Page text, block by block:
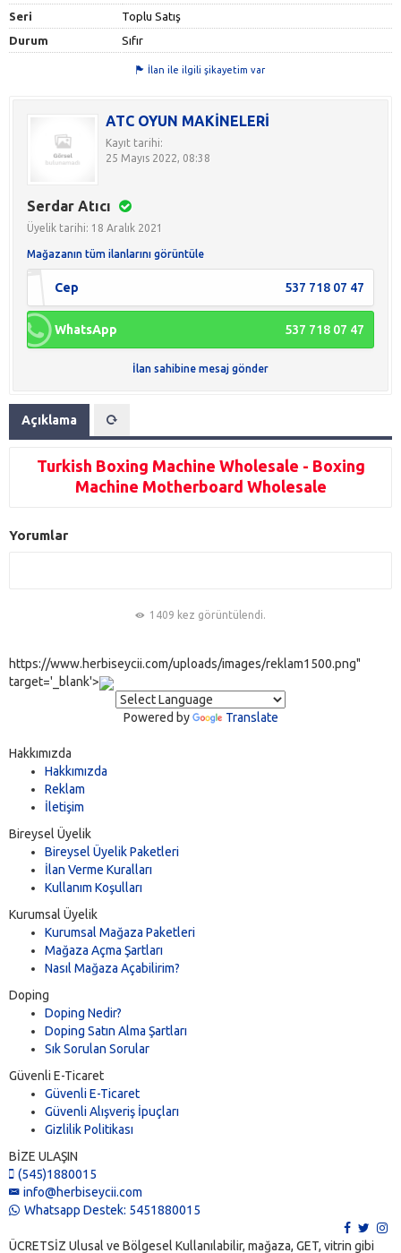
Seri
Toplu Satış
Durum
Sıfır
İlan ile ilgili şikayetim var
ATC OYUN MAKİNELERİ
Kayıt tarihi:
25 Mayıs 2022, 08:38
Serdar Atıcı
Üyelik tarihi: 18 Aralık 2021
Mağazanın tüm ilanlarını görüntüle
Cep 537 718 07 47
WhatsApp 537 718 07 47
İlan sahibine mesaj gönder
Açıklama
Turkish Boxing Machine Wholesale - Boxing
Machine Motherboard Wholesale
Yorumlar
1409 kez görüntülendi.
https://www.herbiseycii.com/uploads/images/reklam1500.png"
target='_blank'>
Powered by Translate
Hakkımızda
Hakkımızda
Reklam
İletişim
Bireysel Üyelik
Bireysel Üyelik Paketleri
İlan Verme Kuralları
Kullanım Koşulları
Kurumsal Üyelik
Kurumsal Mağaza Paketleri
Mağaza Açma Şartları
Nasıl Mağaza Açabilirim?
Doping
Doping Nedir?
Doping Satın Alma Şartları
Sık Sorulan Sorular
Güvenli E-Ticaret
Güvenli E-Ticaret
Güvenli Alışveriş İpuçları
Gizlilik Politikası
BİZE ULAŞIN
(545)1880015
info@herbiseycii.com
Whatsapp Destek: 5451880015
ÜCRETSİZ Ulusal ve Bölgesel Kullanılabilir, mağaza, GET, vitrin gibi